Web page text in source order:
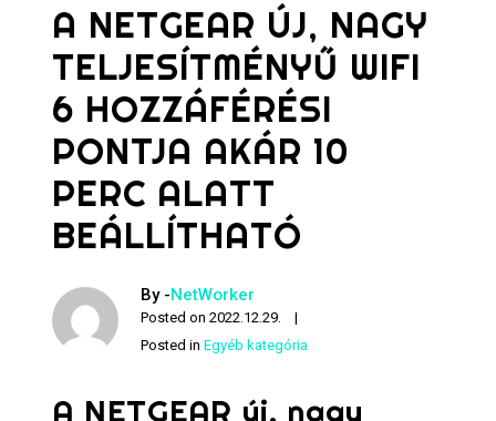
A NETGEAR ÚJ, NAGY
TELJESÍTMÉNYŰ WIFI
6 HOZZÁFÉRÉSI
PONTJA AKÁR 10
PERC ALATT
BEÁLLÍTHATÓ
By -NetWorker
Posted on2022.12.29.
Posted inEgyéb kategória
A NETGEAR új, nagy